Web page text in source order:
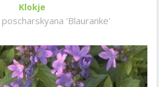
Klokje
poscharskyana 'Blauranke'